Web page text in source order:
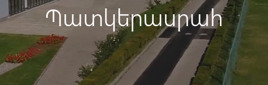
Պատկերասրահ